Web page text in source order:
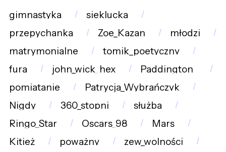
gimnastyka
sieklucka
przepychanka
Zoe_Kazan
młodzi
matrymonialne
tomik_poetyczny
fura
john_wick_hex
Paddington_
pomiatanie
Patrycja_Wybrańczyk
Nigdy
360_stopni
służba
Ringo_Star
Oscars_98
Mars
Kitież
poważny
zew_wolności